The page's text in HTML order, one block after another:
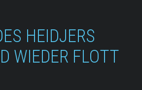
HEIDJERS
WIEDER FLOTT